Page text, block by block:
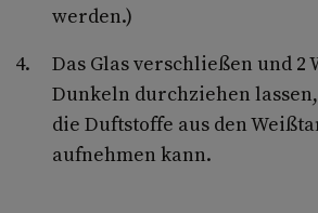
werden.)
Das Glas verschließen und 2
Dunkeln durchziehen
die Duftstoffe aus den
aufnehmen kann.